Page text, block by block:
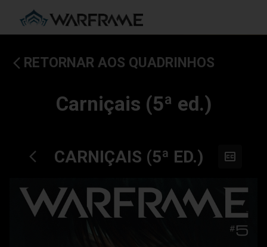
RETORNAR AOS QUADRINHOS
Carniçais (5ª ed.)
CARNIÇAIS (5ª ED.)